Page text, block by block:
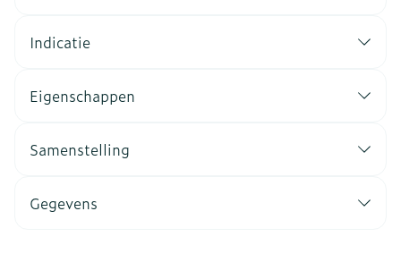
Indicatie
Eigenschappen
Samenstelling
Gegevens